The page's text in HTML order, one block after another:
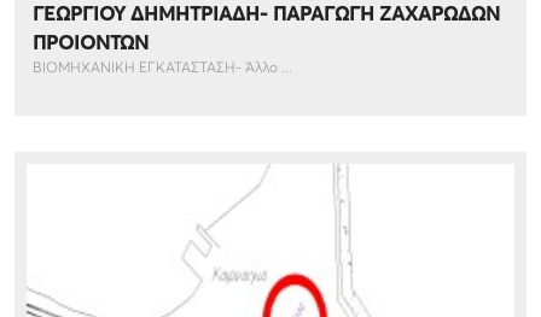
ΓΕΩΡΓΙΟΥ ΔΗΜΗΤΡΙΑΔΗ- ΠΑΡΑΓΩΓΗ ΖΑΧΑΡΩΔΩΝ
ΠΡΟΙΟΝΤΩΝ
ΒΙΟΜΗΧΑΝΙΚΗ ΕΓΚΑΤΑΣΤΑΣΗ- Άλλο ...